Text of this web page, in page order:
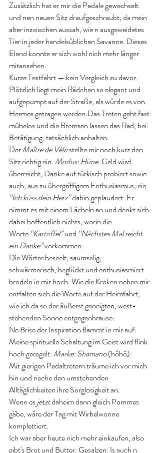
Zusätzlich hat er mir die Pedale gewechselt
und nen neuen Sitz draufgeschraubt, da mein
alter inzwischen aussah, wie n ausgeweidetes
Tier in jeder handelsüblichen Savanne. Dieses
Elend konnte er sich wohl nich mehr länger
mitansehen.
Kurze Testfahrt — kein Vergleich zu davor.
Plötzlich liegt mein Rädchen so elegant und
aufgepumpt auf der Straße, als würde es von
Hermes getragen werden.Das Treten geht fast
mühelos und die Bremsen lassen das Rad, bei
Betätigung, tatsächlich anhalten.
Der Maître de Vélo stellte mir noch kurz den
Sitz richtig ein. Modus: Hüne. Geld wird
überreicht, Danke auf türkisch probiert sowie
auch, aus zu übergriffigem Enthusiasmus, ein
“Ich küss dein Herz” dahin geplaudert. Er
nimmt es mit einem Lächeln an und denkt sich
dabei hoffentlich nichts, worin die
Worte “Kartoffel” und “Nächstes Mal reicht
ein Danke” vorkommen.
Die Wörter beseelt, saumselig,
schwärmerisch, beglückt und enthusiasmiert
brodeln in mir hoch. Wie die Kroken neben mir
entfalten sich die Worte auf der Heimfahrt,
wie ich da so der äußerst geneigten, west-
stehenden Sonne entgegenbrause.
Ne Brise der Inspiration flammt in mir auf.
Meine spirituelle Schaltung im Geist wird flink
hoch geregelt. Marke: Shamano (höhö).
Mit gierigen Pedaltretern träume ich vor mich
hin und rieche den umstehenden
Alltäglichkeiten ihre Sorglosigkeit an.
Wenn es jetzt daheim dann gleich Pommes
gäbe, wäre der Tag mit Wirbelwonne
komplettiert.
Ich war aber heute nich mehr einkaufen, also
gibt's Brot und Butter. Gesalzen. Is auch n